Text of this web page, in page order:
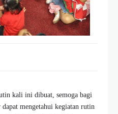
kali ini dibuat, semoga bagi
mengetahui kegiatan rutin